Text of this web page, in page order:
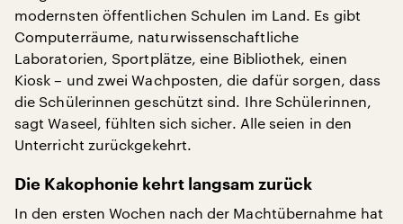
modernsten öffentlichen Schulen im Land. Es gibt
Computerräume, naturwissenschaftliche
Laboratorien, Sportplätze, eine Bibliothek, einen
Kiosk – und zwei Wachposten, die dafür sorgen, dass
die Schülerinnen geschützt sind. Ihre Schülerinnen,
sagt Waseel, fühlten sich sicher. Alle seien in den
Unterricht zurückgekehrt.
Die Kakophonie kehrt langsam zurück
In den ersten Wochen nach der Machtübernahme hat